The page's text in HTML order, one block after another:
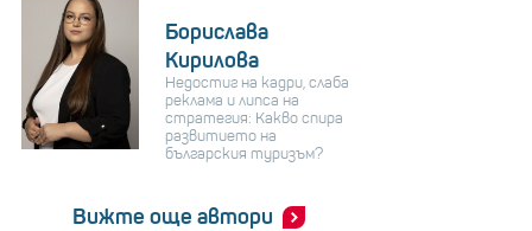
Борислава
Кирилова
Недостиг на кадри, слаба
реклама и липса на
стратегия: Какво спира
развитието на
българския туризъм?
Вижте още автори